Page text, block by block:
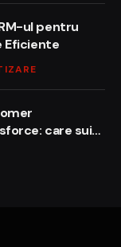
ul pentru
Eficiente
care suită
în